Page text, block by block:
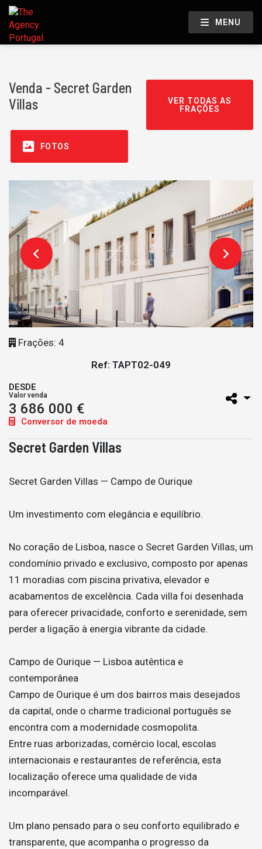
MENU
Venda - Secret Garden
Villas
VER TODAS AS
FRAÇÕES
FOTOS
Frações: 4
Ref: TAPT02-049
DESDE
Valor venda
3 686 000 €
Conversor de moeda
Secret Garden Villas
Secret Garden Villas — Campo de Ourique
Um investimento com elegância e equilíbrio.
No coração de Lisboa, nasce o Secret Garden Villas, um
condomínio privado e exclusivo, composto por apenas
11 moradias com piscina privativa, elevador e
acabamentos de excelência. Cada villa foi desenhada
para oferecer privacidade, conforto e serenidade, sem
perder a ligação à energia vibrante da cidade.
Campo de Ourique — Lisboa autêntica e
contemporânea
Campo de Ourique é um dos bairros mais desejados
da capital, onde o charme tradicional português se
encontra com a modernidade cosmopolita.
Entre ruas arborizadas, comércio local, escolas
internacionais e restaurantes de referência, esta
localização oferece uma qualidade de vida
incomparável.
Um plano pensado para o seu conforto equilibrado e
transparente, que acompanha o progresso da